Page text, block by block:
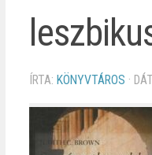
ÍRTA: KÖNYVTÁROS ·